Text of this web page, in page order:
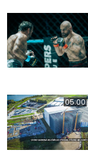
05:00